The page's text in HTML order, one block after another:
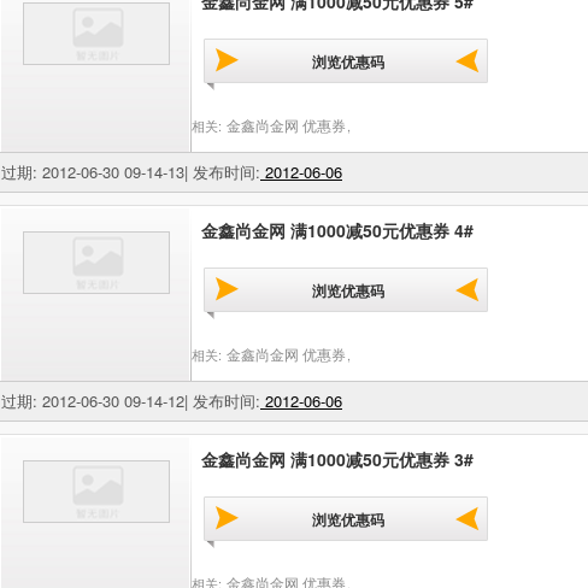
浏览优惠码
相关: 金鑫尚金网 优惠券
过期: 2012-06-30 09-14-13| 发布时间: 2012-06-06
金鑫尚金网 满1000减50元优惠券 4#
浏览优惠码
相关: 金鑫尚金网 优惠券
过期: 2012-06-30 09-14-12| 发布时间: 2012-06-06
金鑫尚金网 满1000减50元优惠券 3#
浏览优惠码
相关: 金鑫尚金网 优惠券